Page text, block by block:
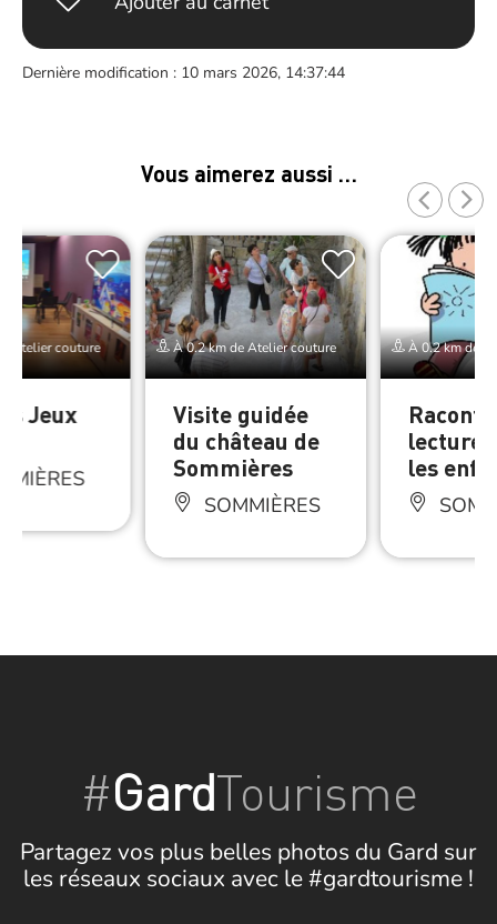
Dernière modification : 10 mars 2026, 14:37:44
Vous aimerez aussi …
Atelier couture
Jeux
À 0.2 km de Atelier couture
Visite guidée
du château de
Sommières
SOMMIÈRES
À 0.2 km de
les
#GardTourisme
Partagez vos plus belles photos du Gard sur
les réseaux sociaux avec le #gardtourisme !